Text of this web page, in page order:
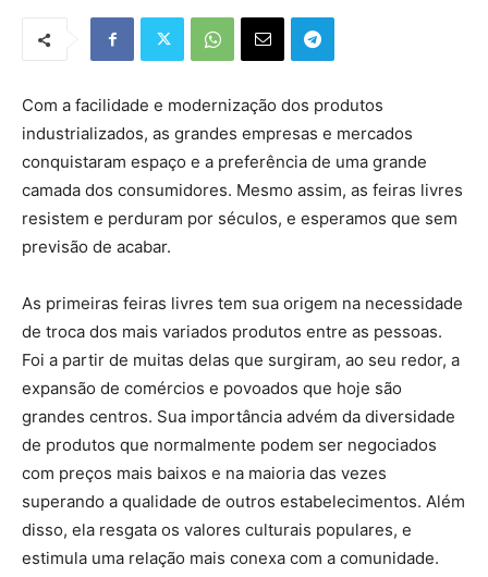
Com a facilidade e modernização dos produtos
industrializados, as grandes empresas e mercados
conquistaram espaço e a preferência de uma grande
camada dos consumidores. Mesmo assim, as feiras livres
resistem e perduram por séculos, e esperamos que sem
previsão de acabar.
As primeiras feiras livres tem sua origem na necessidade
de troca dos mais variados produtos entre as pessoas.
Foi a partir de muitas delas que surgiram, ao seu redor, a
expansão de comércios e povoados que hoje são
grandes centros. Sua importância advém da diversidade
de produtos que normalmente podem ser negociados
com preços mais baixos e na maioria das vezes
superando a qualidade de outros estabelecimentos. Além
disso, ela resgata os valores culturais populares, e
estimula uma relação mais conexa com a comunidade.